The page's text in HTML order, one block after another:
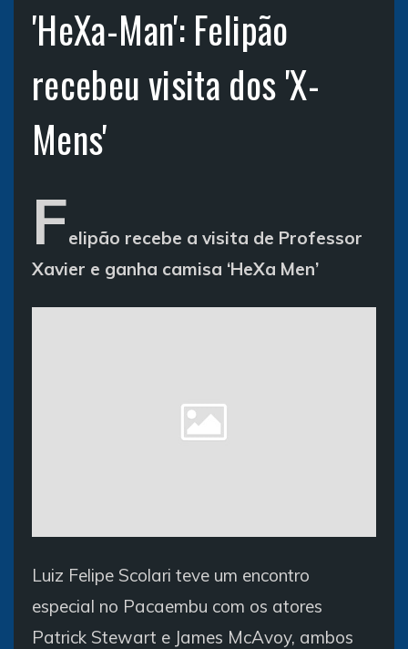
'HeXa-Man': Felipão
recebeu visita dos 'X-
Mens'
Felipão recebe a visita de Professor
Xavier e ganha camisa ‘HeXa Men’
Luiz Felipe Scolari teve um encontro
especial no Pacaembu com os atores
Patrick Stewart e James McAvoy, ambos